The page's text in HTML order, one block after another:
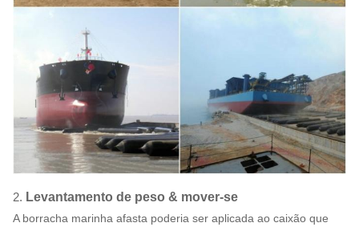
2. Levantamento de peso & mover-se
A borracha marinha afasta poderia ser aplicada ao caixão que